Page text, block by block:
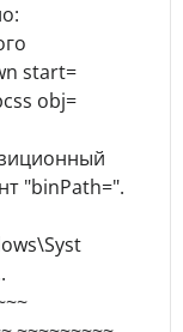
start=
obj=
"binPath=".